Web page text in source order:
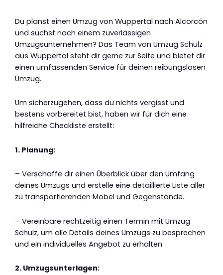
Du planst einen Umzug von Wuppertal nach Alcorcón
und suchst nach einem zuverlässigen
Umzugsunternehmen? Das Team von Umzug Schulz
aus Wuppertal steht dir gerne zur Seite und bietet dir
einen umfassenden Service für deinen reibungslosen
Umzug.
Um sicherzugehen, dass du nichts vergisst und
bestens vorbereitet bist, haben wir für dich eine
hilfreiche Checkliste erstellt:
1. Planung:
– Verschaffe dir einen Überblick über den Umfang
deines Umzugs und erstelle eine detaillierte Liste aller
zu transportierenden Möbel und Gegenstände.
– Vereinbare rechtzeitig einen Termin mit Umzug
Schulz, um alle Details deines Umzugs zu besprechen
und ein individuelles Angebot zu erhalten.
2. Umzugsunterlagen: